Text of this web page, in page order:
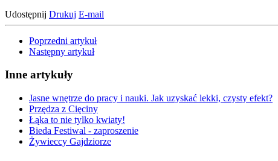
Udostępnij Drukuj E-mail
Poprzedni artykuł
Następny artykuł
Inne artykuły
Jasne wnętrze do pracy i nauki. Jak uzyskać lekki, czysty efekt?
Przędza z Cięciny
Łąka to nie tylko kwiaty!
Bieda Festiwal - zaproszenie
Żywieccy Gajdziorze